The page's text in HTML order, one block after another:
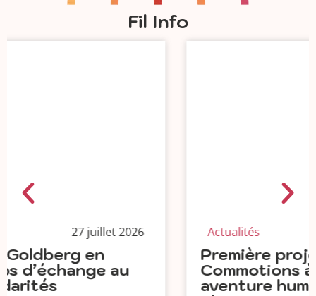
Fil Info
Actualités 24 juillet 2026
Première projection du film
Commotions à Scourdois : une
aventure humaine et collective en